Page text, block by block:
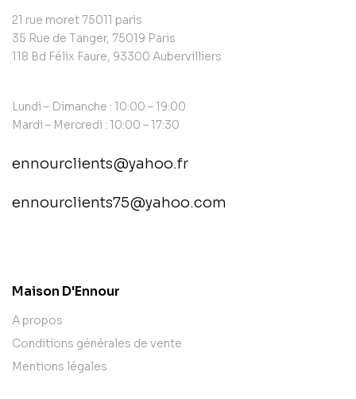
21 rue moret 75011 paris
35 Rue de Tanger, 75019 Paris
118 Bd Félix Faure, 93300 Aubervilliers
Lundi – Dimanche : 10:00 – 19:00
Mardi – Mercredi : 10:00 – 17:30
ennourclients@yahoo.fr
ennourclients75@yahoo.com
Maison D'Ennour
A propos
Conditions générales de vente
Mentions légales